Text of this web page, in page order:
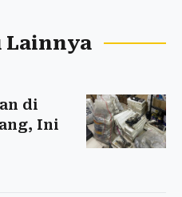
Lainnya
di
Ini